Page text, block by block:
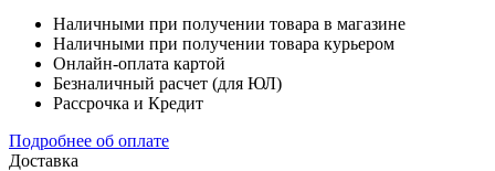
Наличными при получении товара в магазине
Наличными при получении товара курьером
Онлайн-оплата картой
Безналичный расчет (для ЮЛ)
Рассрочка и Кредит
Подробнее об оплате
Доставка